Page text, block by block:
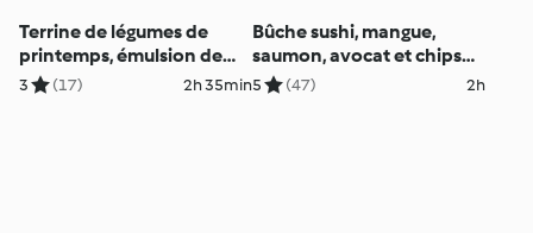
Terrine de légumes de
printemps, émulsion de
cerfeuil
3 (17) 2h 35min
Bûche sushi, mangue,
saumon, avocat et chips
de gingembre
5 (47) 2h